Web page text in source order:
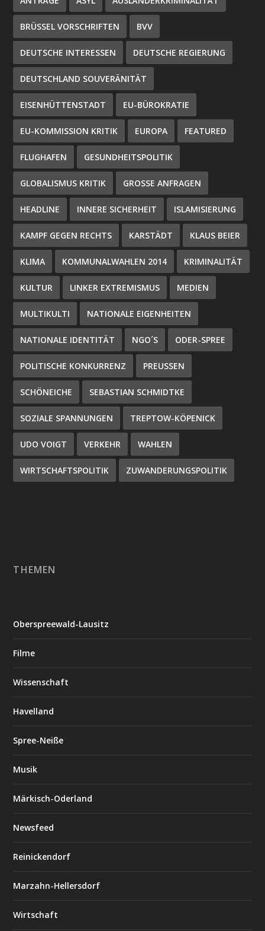
BRÜSSEL VORSCHRIFTEN BVV
DEUTSCHE INTERESSEN DEUTSCHE REGIERUNG
DEUTSCHLAND SOUVERÄNITÄT
EISENHÜTTENSTADT EU-BÜROKRATIE
EU-KOMMISSION KRITIK EUROPA FEATURED
FLUGHAFEN GESUNDHEITSPOLITIK
GLOBALISMUS KRITIK GROSSE ANFRAGEN
HEADLINE INNERE SICHERHEIT ISLAMISIERUNG
KAMPF GEGEN RECHTS KARSTÄDT KLAUS BEIER
KLIMA KOMMUNALWAHLEN 2014 KRIMINALITÄT
KULTUR LINKER EXTREMISMUS MEDIEN
MULTIKULTI NATIONALE EIGENHEITEN
NATIONALE IDENTITÄT NGO´S ODER-SPREE
POLITISCHE KONKURRENZ PREUSSEN
SCHÖNEICHE SEBASTIAN SCHMIDTKE
SOZIALE SPANNUNGEN TREPTOW-KÖPENICK
UDO VOIGT VERKEHR WAHLEN
WIRTSCHAFTSPOLITIK ZUWANDERUNGSPOLITIK
THEMEN
Oberspreewald-Lausitz
Filme
Wissenschaft
Havelland
Spree-Neiße
Musik
Märkisch-Oderland
Newsfeed
Reinickendorf
Marzahn-Hellersdorf
Wirtschaft